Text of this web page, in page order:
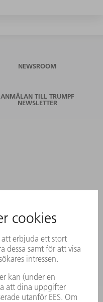
NEWSROOM
ANMÄLAN TILL TRUMPF
NEWSLETTER